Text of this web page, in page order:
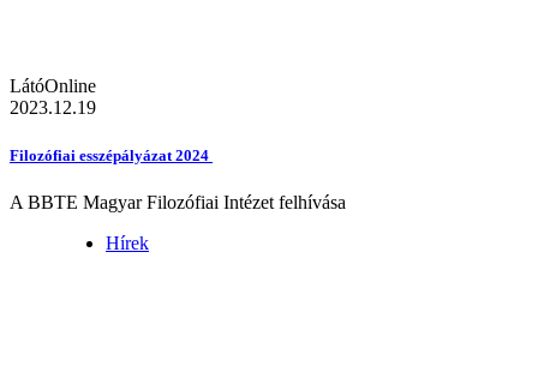
LátóOnline
2023.12.19
Filozófiai esszépályázat 2024
A BBTE Magyar Filozófiai Intézet felhívása
Hírek